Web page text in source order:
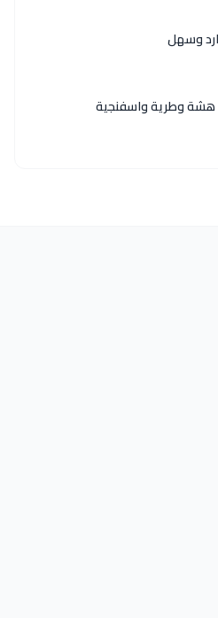
وسهل
هشة وطرية واسفنجية